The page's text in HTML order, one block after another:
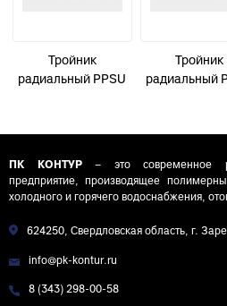
Тройник
радиальный PPSU
(2,2) Контур-И
Тройник
радиальный
ПК КОНТУР– это современное
предприятие, производящее
холодного и горячего водоснабжения,
624250, Свердловская область, г.
info@pk-kontur.ru
8 (343) 298-00-58